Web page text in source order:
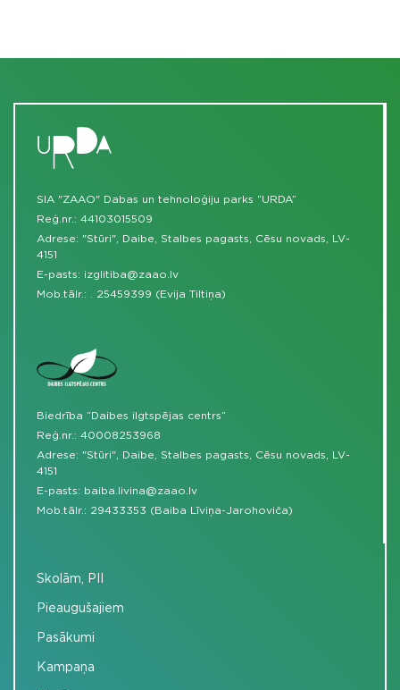
SIA "ZAAO" Dabas un tehnoloģiju parks “URDA”
Reģ.nr.: 44103015509
Adrese: "Stūri", Daibe, Stalbes pagasts, Cēsu novads, LV-
4151
E-pasts: izglitiba@zaao.lv
Mob.tālr.:
25459399 (Evija Tiltiņa)
Biedrība “Daibes ilgtspējas centrs”
Reģ.nr.: 40008253968
Adrese: "Stūri", Daibe, Stalbes pagasts, Cēsu novads, LV-
4151
E-pasts: baiba.livina@zaao.lv
Mob.tālr.: 29433353 (Baiba Līviņa-Jarohoviča)
Skolām, PII
Pieaugušajiem
Pasākumi
Kampaņa